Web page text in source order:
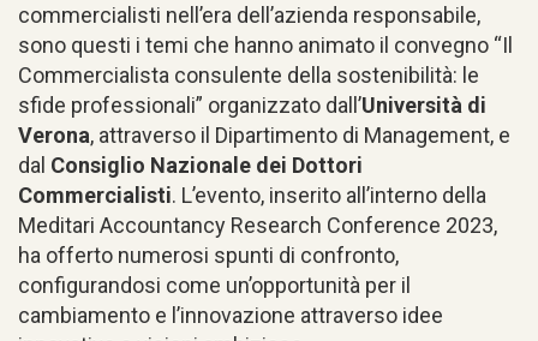
commercialisti nell’era dell’azienda responsabile,
sono questi i temi che hanno animato il convegno “Il
Commercialista consulente della sostenibilità: le
sfide professionali” organizzato dall’Università di
Verona, attraverso il Dipartimento di Management, e
dal Consiglio Nazionale dei Dottori
Commercialisti. L’evento, inserito all’interno della
Meditari Accountancy Research Conference 2023,
ha offerto numerosi spunti di confronto,
configurandosi come un’opportunità per il
cambiamento e l’innovazione attraverso idee